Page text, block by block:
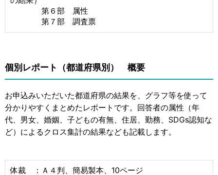
第６部 属性
第７部 調査票
個別レポート（都道府県別） 概要
お申込みいただいた都道府県の結果を、グラフ等を使って
分かりやすくまとめたレポートです。回答者の属性（年
代、男女、婚姻、子どもの有無、住居、勤務、SDGs認知な
ど）によるクロス集計の結果なども記載します。
体裁 ：Ａ４判、簡易製本、10ページ